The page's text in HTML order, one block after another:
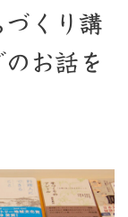
づくり講
お話を